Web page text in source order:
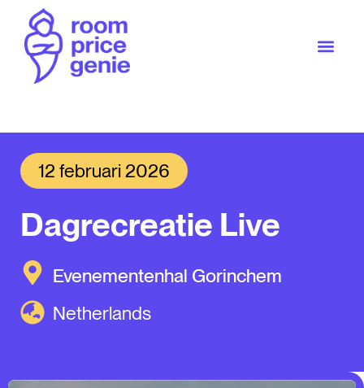
12 februari 2026
Dagrecreatie Live
Evenementenhal Gorinchem
Netherlands